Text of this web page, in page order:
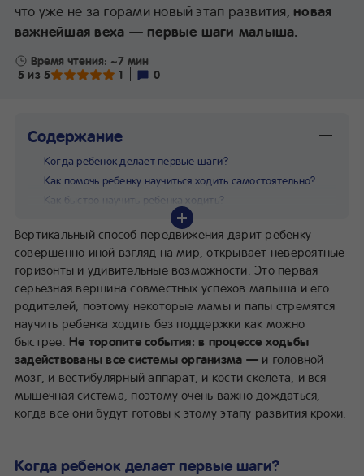
что уже не за горами новый этап развития, новая
важнейшая веха — первые шаги малыша.
Время чтения: ~7 мин
5 из 5
1 0
Содержание
Когда ребенок делает первые шаги?
Как помочь ребенку научиться ходить самостоятельно?
Как быстро научить ребенка ходить?
Чем нужно запастись, чтобы приблизить первые шаги
малыша?
Вертикальный способ передвижения дарит ребенку
совершенно иной взгляд на мир, открывает невероятные
горизонты и удивительные возможности. Это первая
серьезная вершина совместных успехов малыша и его
родителей, поэтому некоторые мамы и папы стремятся
научить ребенка ходить без поддержки как можно
быстрее.Не торопите события: в процессе ходьбы
задействованы все системы организма — и головной
мозг, и вестибулярный аппарат, и кости скелета, и вся
мышечная система, поэтому очень важно дождаться,
когда все они будут готовы к этому этапу развития крохи.
Когда ребенок делает первые шаги?